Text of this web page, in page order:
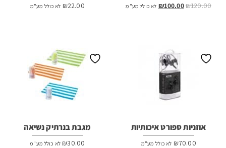
₪120.00
המחיר ₪100.00 המחיר
לא כולל מע"מ ₪22.00 לא כולל מע"מ
אוזניות ספורט איכותיות
₪70.00 לא כולל מע"מ
מגבת בנרתיק נשיאה
₪30.00 לא כולל מע"מ